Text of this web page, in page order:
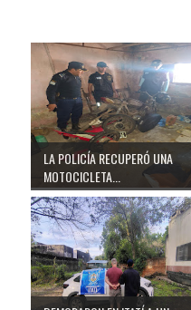
LA POLICÍA RECUPERÓ UNA
MOTOCICLETA...